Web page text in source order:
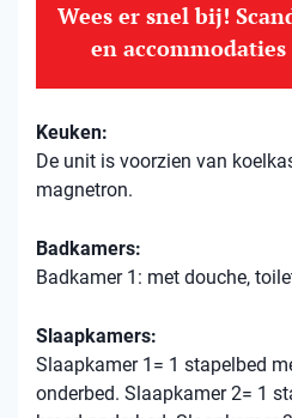
Wees er snel bij!
en
Keuken:
De unit is voorzien van
magnetron.
Badkamers:
Badkamer 1: met douche,
Slaapkamers:
Slaapkamer 1= 1 stapelbed
onderbed. Slaapkamer 2= 1